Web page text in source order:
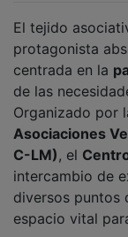
protagonista
centrada en la
de las
Organizado por
Asociaciones
C-LM), el
intercambio de
diversos puntos
espacio vital